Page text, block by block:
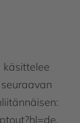
käsittelee
.